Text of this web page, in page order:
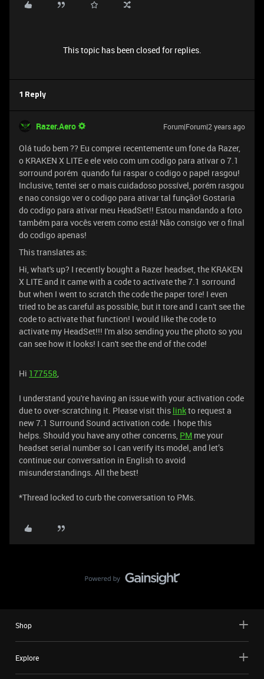
This topic has been closed for replies.
1 Reply
Razer.Aero Forum|Forum|2 years ago
Olá tudo bem ?? Eu comprei recentemente um fone da Razer,
o KRAKEN X LITE e ele veio com um codigo para ativar o 7.1
sorround porém quando fui raspar o codigo o papel rasgou!
Inclusive, tentei ser o mais cuidadoso possível, porém rasgou
e nao consigo ver o codigo para ativar tal função! Gostaria
do codigo para ativar meu HeadSet!! Estou mandando a foto
também para vocês verem como está! Não consigo ver o final
do codigo apenas!
This translates as:
Hi, what's up? I recently bought a Razer headset, the KRAKEN
X LITE and it came with a code to activate the 7.1 sorround
but when I went to scratch the code the paper tore! I even
tried to be as careful as possible, but it tore and I can't see the
code to activate that function! I would like the code to
activate my HeadSet!!! I'm also sending you the photo so you
can see how it looks! I can't see the end of the code!
Hi 177558,
I understand you're having an issue with your activation code
due to over-scratching it. Please visit this linkto request a
new 7.1 Surround Sound activation code. I hope this
helps. Should you have any other concerns, PM me your
headset serial number so I can verify its model, and let’s
continue our conversation in English to avoid
misunderstandings. All the best!
*Thread locked to curb the conversation to PMs.
Shop
Explore